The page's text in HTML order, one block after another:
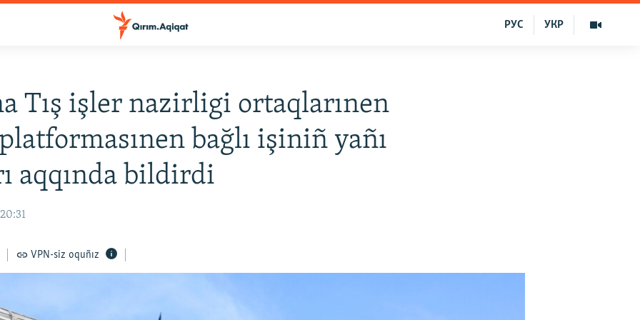
УКР
РУС
Tış işler nazirligi ortaqlarınen
platformasınen bağlı işiniñ yañı
aqqında bildirdi
VPN-siz oquñız